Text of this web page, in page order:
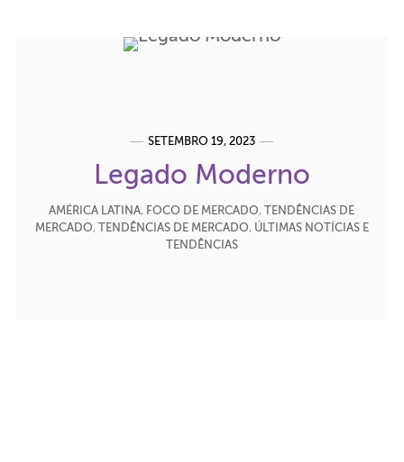
SETEMBRO 19, 2023
Legado Moderno
AMÉRICA LATINA, FOCO DE MERCADO,
TENDÊNCIAS DE
MERCADO, TENDÊNCIAS DE MERCADO, ÚLTIMAS NOTÍCIAS E
TENDÊNCIAS